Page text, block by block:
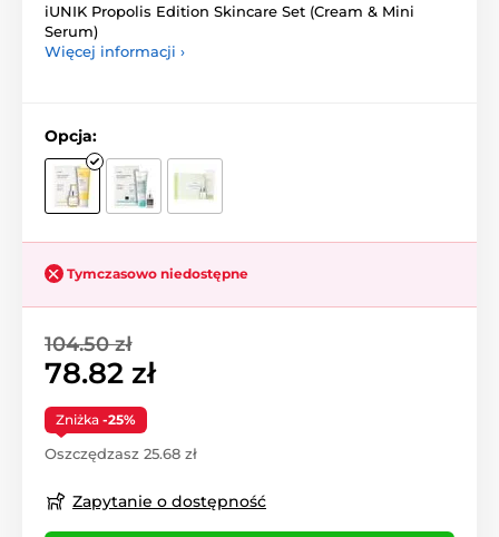
iUNIK Propolis Edition Skincare Set (Cream & Mini
Serum)
Więcej informacji ›
Opcja:
Tymczasowo niedostępne
104.50 zł
78.82 zł
Zniżka -25%
Oszczędzasz 25.68 zł
Zapytanie o dostępność